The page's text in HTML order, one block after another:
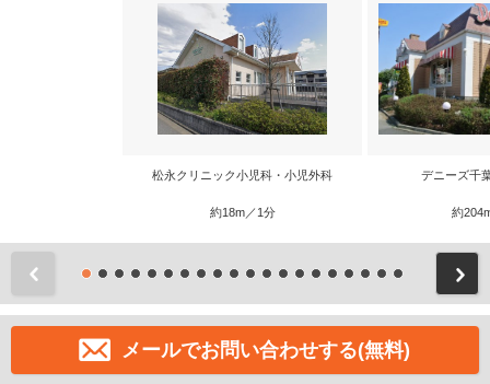
松永クリニック小児科・小児外科
約18m／1分
デニーズ千
約
メールでお問い合わせする(無料)